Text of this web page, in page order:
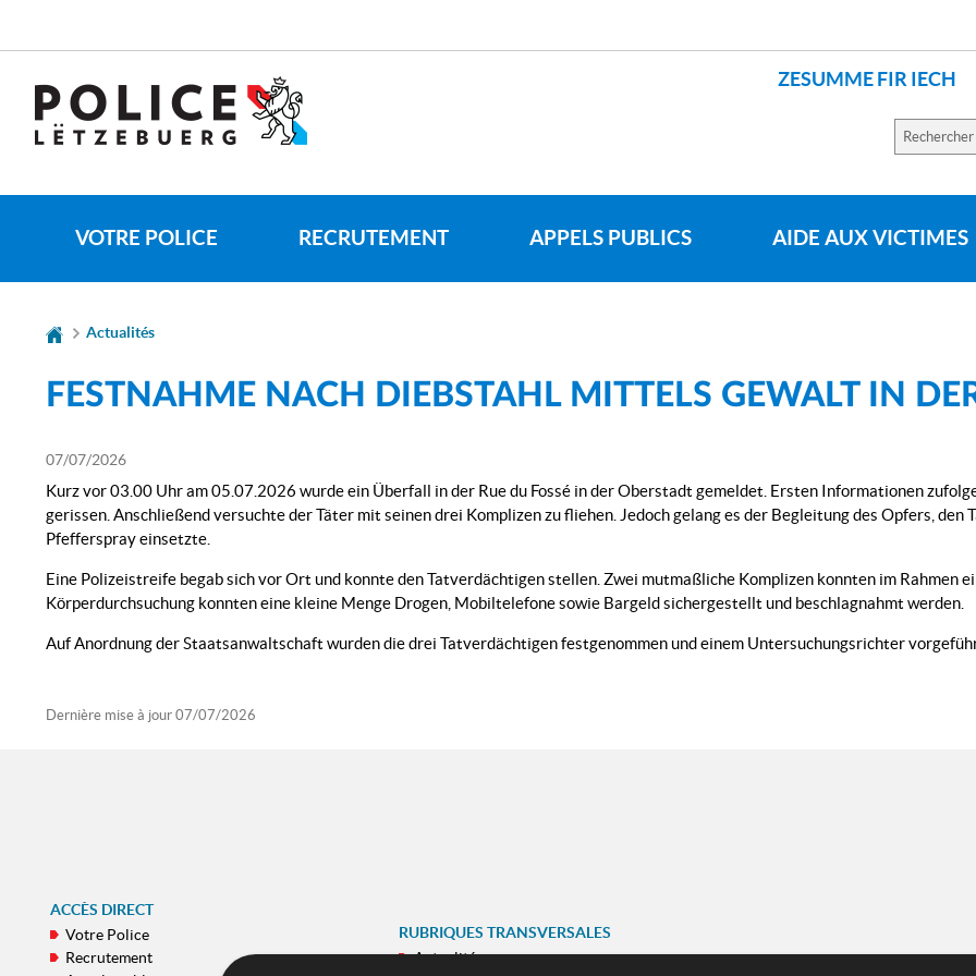
navigation
ZESUMME FIR IECH
DE
LANGUE
VOTRE POLICE RECRUTEMENT APPELS PUBLICS AIDE AUX VICTIMES
sur
site
Actualités
FESTNAHME NACH DIEBSTAHL MITTELS GEWALT IN
07/07/2026
Kurz vor 03.00 Uhr am 05.07.2026 wurde ein Überfall in der Rue du Fossé in der Oberstadt gemeldet. Ersten Informationen
gerissen. Anschließend versuchte der Täter mit seinen drei Komplizen zu fliehen. Jedoch gelang es der Begleitung des Opfers,
Pfefferspray einsetzte.
Eine Polizeistreife begab sich vor Ort und konnte den Tatverdächtigen stellen. Zwei mutmaßliche Komplizen konnten im Rahmen
Körperdurchsuchung konnten eine kleine Menge Drogen, Mobiltelefone sowie Bargeld sichergestellt und beschlagnahmt werden.
Auf Anordnung der Staatsanwaltschaft wurden die drei Tatverdächtigen festgenommen und einem Untersuchungsrichter
Dernière mise à jour 07/07/2026
ACCÈS DIRECT
Votre Police
Recrutement
RUBRIQUES TRANSVERSALES
Actualités